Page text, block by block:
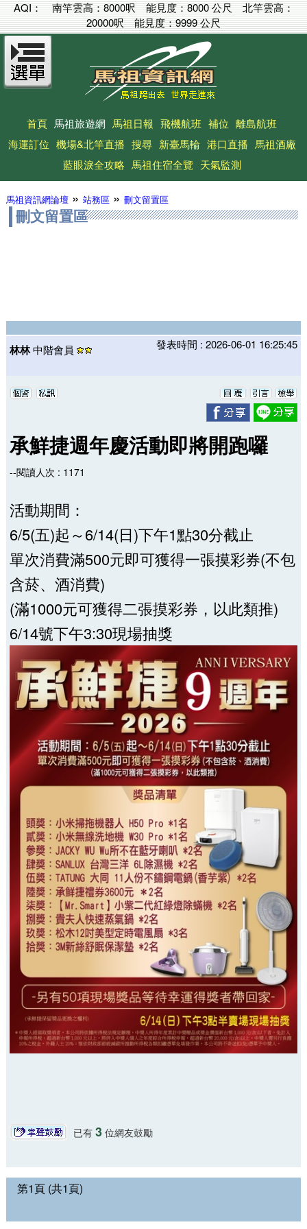
AQI： 南竿雲高：8000呎能見度：8000 公尺北竿雲高：
20000呎能見度：9999 公尺
首頁 馬祖旅遊網 馬祖日報 飛機航班 補位 離島航班
海運訂位 機場&北竿直播 搜尋 新臺馬輪 港口直播 馬祖酒廠
藍眼淚全攻略 馬祖住宿全覽 天氣監測
馬祖資訊網論壇» 站務區» 刪文留置區
刪文留置區
林林中階會員 發表時間 : 2026-06-01 16:25:45
承鮮捷週年慶活動即將開跑囉
--閱讀人次 : 1171
活動期間：
6/5(五)起～6/14(日)下午1點30分截止
單次消費滿500元即可獲得一張摸彩券(不包
含菸、酒消費)
(滿1000元可獲得二張摸彩券，以此類推)
6/14號下午3:30現場抽獎
已有 3位網友鼓勵
第1頁 (共1頁)